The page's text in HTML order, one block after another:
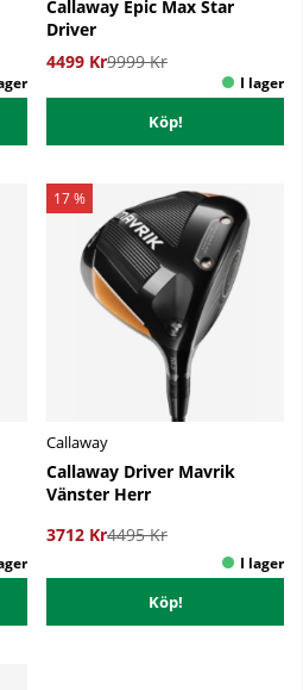
Callaway Epic Max Star
Driver
4499 Kr9999 Kr
Köp!
17 %
Callaway
Callaway Driver Mavrik
Vänster Herr
3712 Kr4495 Kr
Köp!